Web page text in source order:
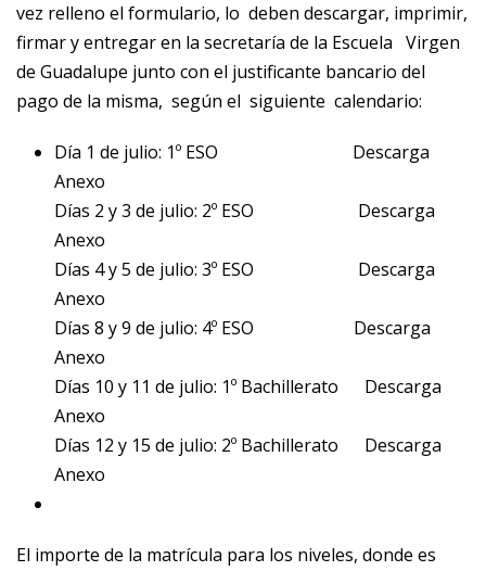
vez relleno el formulario, lo deben descargar, imprimir,
firmar y entregar en la secretaría de la Escuela Virgen
de Guadalupe junto con el justificante bancario del
pago de la misma, según el siguiente calendario:
Día 1 de julio: 1º ESO
Descarga
Anexo
Días 2 y 3 de julio: 2º ESO
Descarga
Anexo
Días 4 y 5 de julio: 3º ESO
Descarga
Anexo
Días 8 y 9 de julio: 4º ESO
Descarga
Anexo
Días 10 y 11 de julio: 1º Bachillerato Descarga
Anexo
Días 12 y 15 de julio: 2º Bachillerato
Descarga
Anexo
El importe de la matrícula para los niveles, donde es